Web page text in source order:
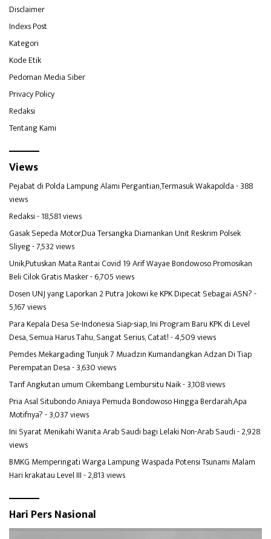
Disclaimer
Indexs Post
Kategori
Kode Etik
Pedoman Media Siber
Privacy Policy
Redaksi
Tentang Kami
Views
Pejabat di Polda Lampung Alami Pergantian,Termasuk Wakapolda- 388
views
Redaksi- 18,581 views
Gasak Sepeda Motor,Dua Tersangka Diamankan Unit Reskrim Polsek
Sliyeg- 7,532 views
Unik,Putuskan Mata Rantai Covid 19 Arif Wayae Bondowoso Promosikan
Beli Cilok Gratis Masker- 6,705 views
Dosen UNJ yang Laporkan 2 Putra Jokowi ke KPK Dipecat Sebagai ASN?-
5,167 views
Para Kepala Desa Se-Indonesia Siap-siap, Ini Program Baru KPK di Level
Desa, Semua Harus Tahu, Sangat Serius, Catat!- 4,509 views
Pemdes Mekargading Tunjuk 7 Muadzin Kumandangkan Adzan Di Tiap
Perempatan Desa- 3,630 views
Tarif Angkutan umum Cikembang Lembursitu Naik- 3,108 views
Pria Asal Situbondo Aniaya Pemuda Bondowoso Hingga Berdarah,Apa
Motifnya?- 3,037 views
Ini Syarat Menikahi Wanita Arab Saudi bagi Lelaki Non-Arab Saudi- 2,928
views
BMKG Memperingati Warga Lampung Waspada Potensi Tsunami Malam
Hari krakatau Level III- 2,813 views
Hari Pers Nasional